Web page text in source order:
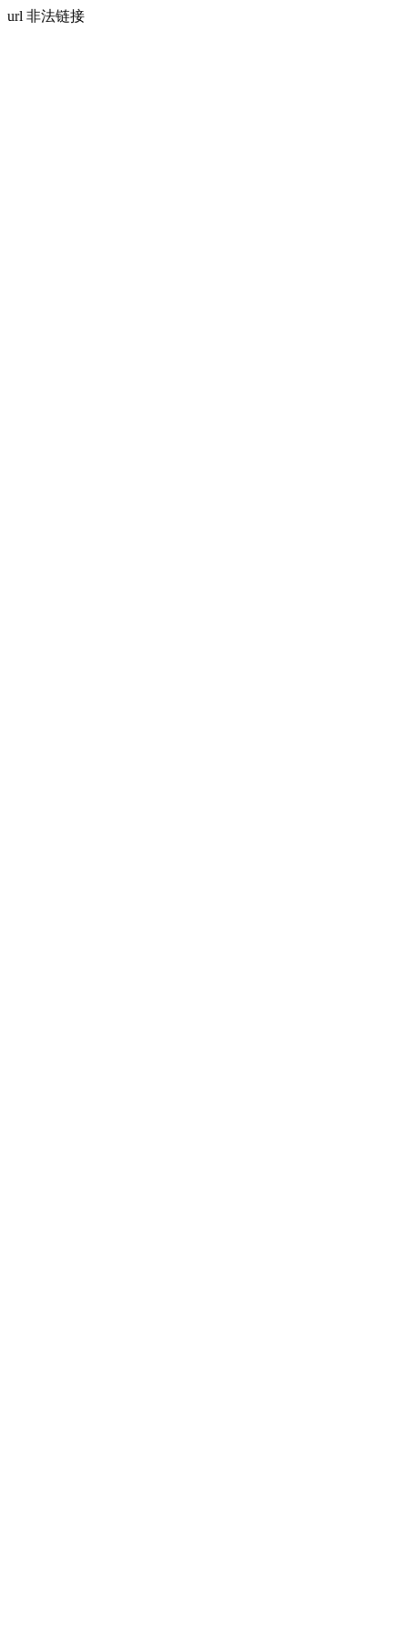
url 非法链接